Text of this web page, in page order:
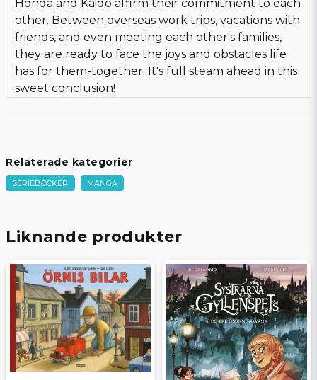
Honda and Kaido affirm their commitment to each
other. Between overseas work trips, vacations with
friends, and even meeting each other's families,
they are ready to face the joys and obstacles life
has for them-together. It's full steam ahead in this
sweet conclusion!
Relaterade kategorier
SERIEBÖCKER MANGA
Liknande produkter